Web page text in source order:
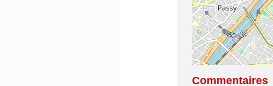
Commentaires